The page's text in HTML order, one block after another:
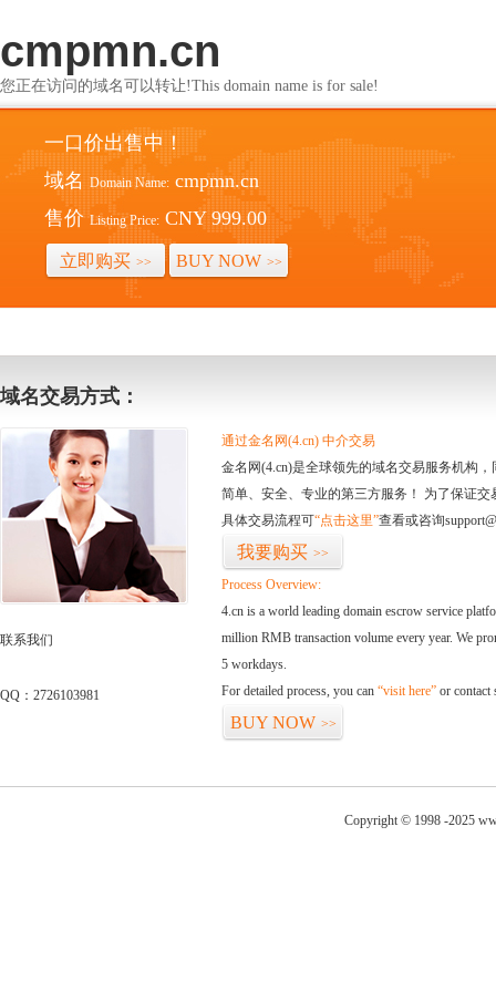
cmpmn.cn
您正在访问的域名可以转让!This domain name is for sale!
一口价出售中！
域名 Domain Name: cmpmn.cn
售价 Listing Price: CNY 999.00
立即购买 >> BUY NOW >>
域名交易方式：
联系我们
QQ：2726103981
通过金名网(4.cn) 中介交易
金名网(4.cn)是全球领先的域名交易服务机构
简单、安全、专业的第三方服务！ 为了保证
具体交易流程可“点击这里”查看或咨询
我要购买 >>
Process Overview:
4.cn is a world leading domain escrow service
million RMB transaction volume every year. We
5 workdays.
For detailed process, you can “visit here” or contact
BUY NOW >>
Copyright © 1998 -2025